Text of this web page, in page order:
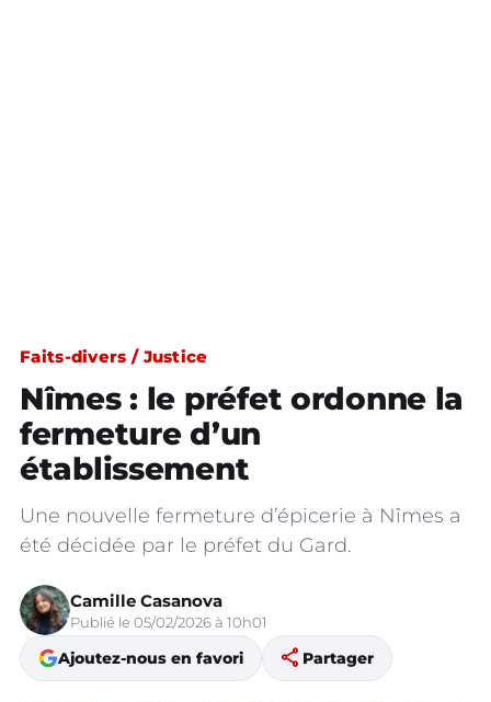
Faits-divers / Justice
Nîmes : le préfet ordonne la
fermeture d’un
établissement
Une nouvelle fermeture d’épicerie à Nîmes a
été décidée par le préfet du Gard.
Camille Casanova
Publié le 05/02/2026 à 10h01
Ajoutez-nous en favori share Partager